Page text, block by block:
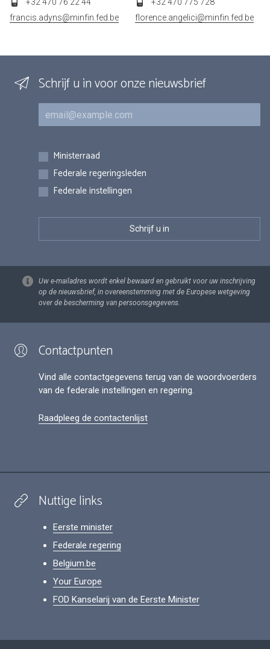
+32 470 76 22 44
francis.adyns@minfin.fed.be
+32 470 775 728
florence.angelici@minfin.fed.be
Schrijf u in voor onze nieuwsbrief
E-mail
Inschrijvingen
Ministerraad
Federale regeringsleden
Federale instellingen
Uw e-mailadres wordt enkel bewaard en gebruikt voor uw inschrijving
op de nieuwsbrief, in overeenstemming met de Europese wetgeving
over de bescherming van persoonsgegevens.
Contactpunten
Vind alle contactgegevens terug van de woordvoerders
van de federale instellingen en regering.
Raadpleeg de contactenlijst
Nuttige links
Eerste minister
Federale regering
Belgium.be
Your Europe
FOD Kanselarij van de Eerste Minister